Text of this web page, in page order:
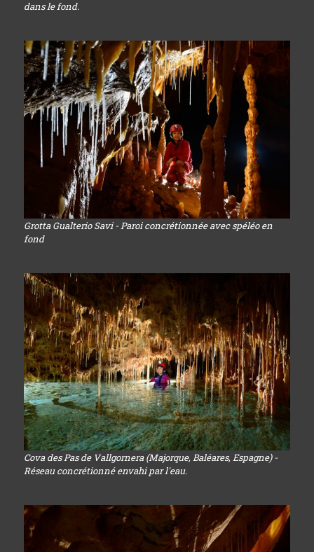
dans le fond.
Grotta Gualterio Savi - Paroi concrétionnée avec spéléo en
fond
Cova des Pas de Vallgornera (Majorque, Baléares, Espagne) -
Réseau concrétionné envahi par l'eau.